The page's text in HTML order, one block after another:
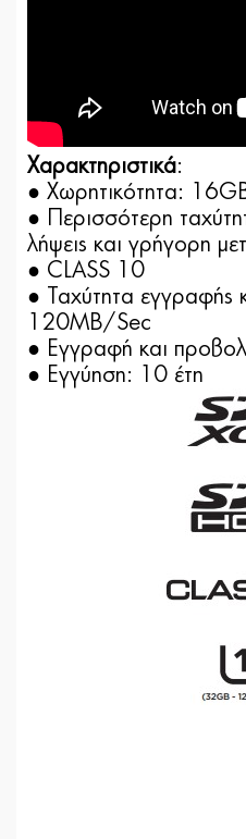
Χαρακτηριστικά:
● Xωρητικότητα:
● Περισσότερη
λήψεις και γρήγορη
● CLASS 10
● Ταχύτητα εγγραφής
120MB/Sec
● Eγγραφή και
● Εγγύηση: 10 έτη